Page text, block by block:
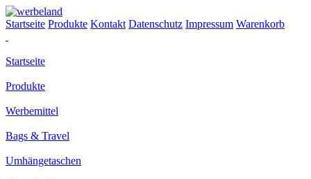
Startseite Produkte Kontakt Datenschutz Impressum Warenkorb
Startseite
Produkte
Werbemittel
Bags & Travel
Umhängetaschen